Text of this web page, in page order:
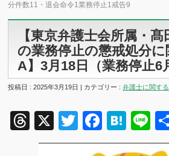
分件数11・退会命令1業務停止1戒告9
【東京弁護士会所属・
の業務停止の懲戒処分に
A】3月18日（業務停止6
投稿日 : 2025年3月19日 | カテゴリー :弁護士に関す
Threads
X Twitter